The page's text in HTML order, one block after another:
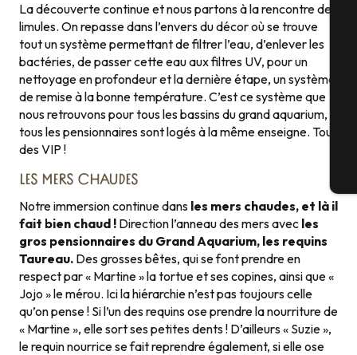
La découverte continue et nous partons à la rencontre des
limules. On repasse dans l’envers du décor où se trouve
tout un système permettant de filtrer l’eau, d’enlever les
bactéries, de passer cette eau aux filtres UV, pour un
nettoyage en profondeur et la dernière étape, un système
de remise à la bonne température. C’est ce système que
nous retrouvons pour tous les bassins du grand aquarium,
tous les pensionnaires sont logés à la même enseigne. Tous
des VIP !
LES MERS CHAUDES
Notre immersion continue dans les mers chaudes, et là il
fait bien chaud ! Direction l’anneau des mers avec les
gros pensionnaires du Grand Aquarium, les requins
Taureau. Des grosses bêtes, qui se font prendre en
respect par « Martine » la tortue et ses copines, ainsi que «
Jojo » le mérou. Ici la hiérarchie n’est pas toujours celle
qu’on pense ! Si l’un des requins ose prendre la nourriture de
« Martine », elle sort ses petites dents ! D’ailleurs « Suzie »,
le requin nourrice se fait reprendre également, si elle ose